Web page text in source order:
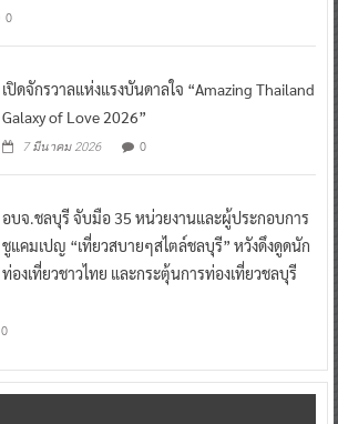
0
เปิดจักรวาลแห่งแรงบันดาลใจ “Amazing Thailand
Galaxy of Love 2026”
7 มีนาคม 2026 0
อบจ.ชลบุรี จับมือ 35 หน่วยงานและผู้ประกอบการ
ชูแคมเปญ “เที่ยวสบายๆสไตล์ชลบุรี” หวังดึงดูดนัก
ท่องเที่ยวชาวไทย และกระตุ้นการท่องเที่ยวชลบุรี
0